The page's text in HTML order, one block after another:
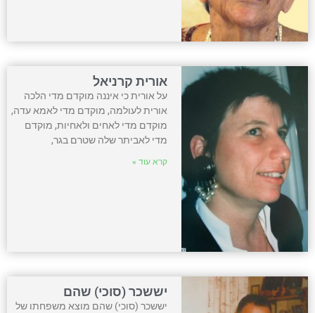
אורית קרניאל
על אורית כי איננה מוקדם מדי הלכה
אורית לעולמה, מוקדם מדי לאמא עדה,
מוקדם מדי לאחים ולאחיות, מוקדם
מדי לאביתר שלה שטרם בגר,
קרא עוד »
יששכר (סוכי) שהם
יששכר (סוכי) שהם מוצא משפחתו של